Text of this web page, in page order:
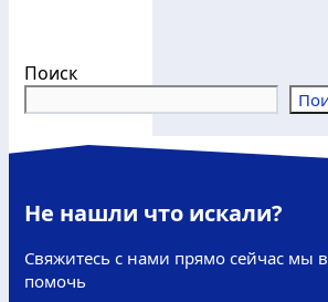
Поиск
Не нашли что искали?
Свяжитесь с нами прямо сейчас мы
помочь